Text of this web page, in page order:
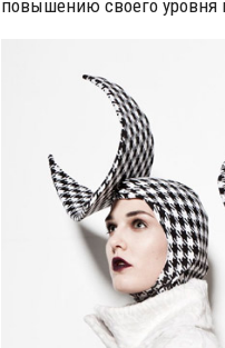
повышению своего уровня